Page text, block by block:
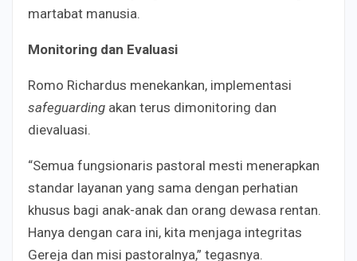
martabat manusia.
Monitoring dan Evaluasi
Romo Richardus menekankan, implementasi
safeguarding akan terus dimonitoring dan
dievaluasi.
“Semua fungsionaris pastoral mesti menerapkan
standar layanan yang sama dengan perhatian
khusus bagi anak-anak dan orang dewasa rentan.
Hanya dengan cara ini, kita menjaga integritas
Gereja dan misi pastoralnya,” tegasnya.